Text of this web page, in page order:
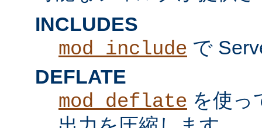
INCLUDES
mod_include で
DEFLATE
mod_deflate を使っ